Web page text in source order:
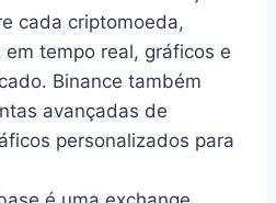
cada criptomoeda,
em tempo real, gráficos e
Binance também
avançadas de
personalizados para